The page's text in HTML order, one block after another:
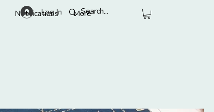
Notifications More
Log In